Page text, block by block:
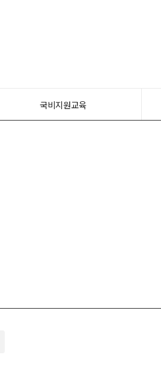
국비지원교육